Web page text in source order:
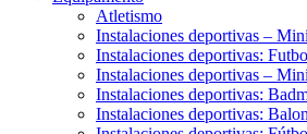
Atletismo
Instalaciones deportivas –
Instalaciones deportivas:
Instalaciones deportivas –
Instalaciones deportivas:
Instalaciones deportivas: